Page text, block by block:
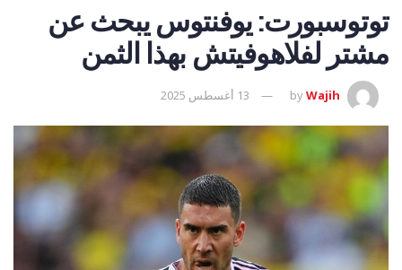
توتوسبورت: يوفنتوس يبحث عن
مشتر لفلاهوفيتش بهذا الثمن
byWajih 13 أغسطس 2025